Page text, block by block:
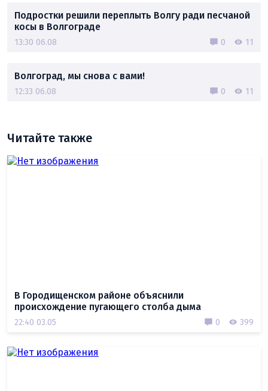
Подростки решили переплыть Волгу ради песчаной
косы в Волгограде
13:30 06.08 0 11
Волгоград, мы снова с вами!
12:33 06.08 0 11
Читайте также
В Городищенском районе объяснили
происхождение пугающего столба дыма
22:40 03.05 0 399